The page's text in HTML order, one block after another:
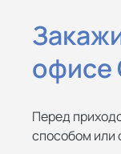
офисе
Перед
способом или